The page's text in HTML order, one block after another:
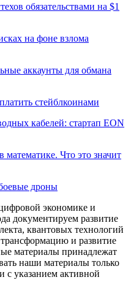
обязательствами на $1
на фоне взлома
аккаунты для обмана
стейблкоинами
кабелей: стартап EON
Что это значит
дроны
экономике и
документируем развитие
квантовых технологий
и развитие
материалы принадлежат
наши материалы только
с указанием активной